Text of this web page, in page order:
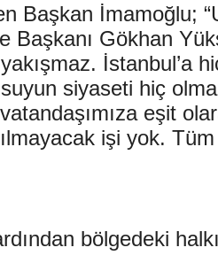
Başkan İmamoğlu;
Gökhan
İstanbul’a
siyaseti hiç
eşit
işi yok.
bölgedeki